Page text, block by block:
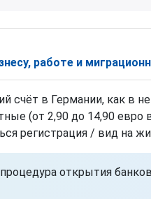
работе и
счёт в Германии, как в
(от 2,90 до 14,90
регистрация / вид на
открытия